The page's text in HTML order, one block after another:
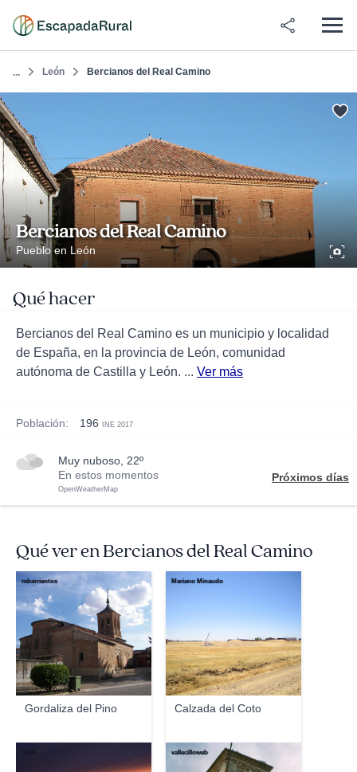
... León Bercianos del Real Camino
Bercianos del Real Camino
Pueblo en León
Qué hacer
Bercianos del Real Camino es un municipio y localidad
de España, en la provincia de León, comunidad
autónoma de Castilla y León. ... Ver más
Población: 196 INE 2017
muy nuboso, 22º
En estos momentos
OpenWeatherMap
Próximos días
Qué ver en Bercianos del Real Camino
Gordaliza del Pino
mbarrientos
Calzada del Coto
Mariano Minaudo
vallecilloweb